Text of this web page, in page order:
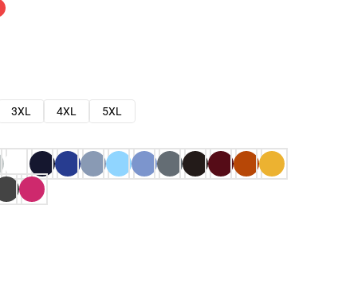
3XL 4XL
5XL